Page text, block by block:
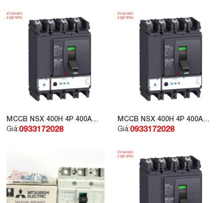
MCCB NSX 400H 4P 400A
70kA 415V LV432694
Giá:0933172028
MCCB NSX 400H 4P 400A
70kA 415V LV432877
Giá:0933172028